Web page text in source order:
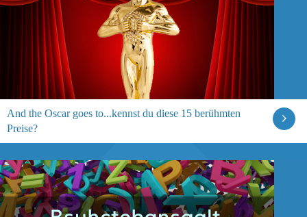
And the Oscar goes to...kennst du diese 15 berühmten
Preise?